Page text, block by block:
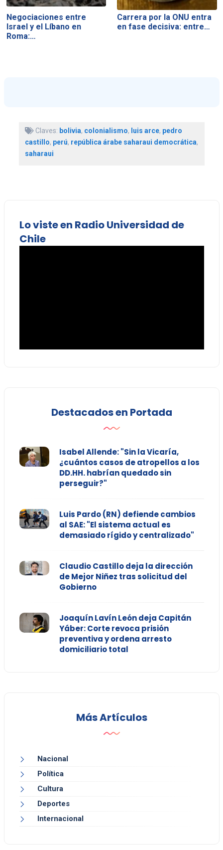
Negociaciones entre
Israel y el Líbano en
Roma:…
Carrera por la ONU entra
en fase decisiva: entre…
Claves: bolivia, colonialismo, luis arce, pedro
castillo, perú, república árabe saharaui democrática,
saharaui
Lo viste en Radio Universidad de
Chile
Destacados en Portada
Isabel Allende: "Sin la Vicaría,
¿cuántos casos de atropellos a los
DD.HH. habrían quedado sin
perseguir?"
Luis Pardo (RN) defiende cambios
al SAE: "El sistema actual es
demasiado rígido y centralizado"
Claudio Castillo deja la dirección
de Mejor Niñez tras solicitud del
Gobierno
Joaquín Lavín León deja Capitán
Yáber: Corte revoca prisión
preventiva y ordena arresto
domiciliario total
Más Artículos
Nacional
Política
Cultura
Deportes
Internacional